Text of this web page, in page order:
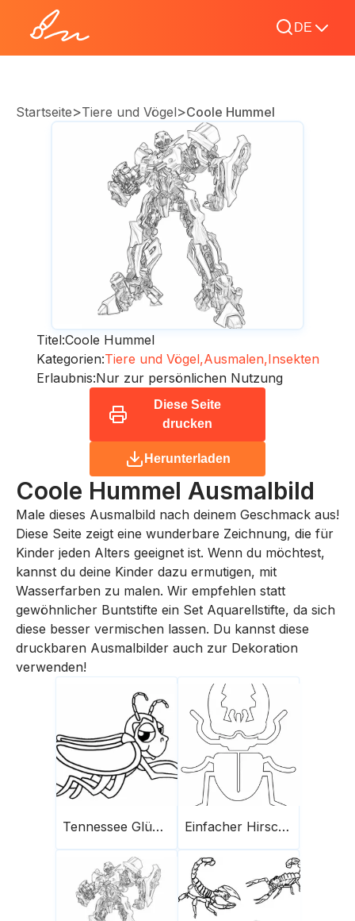
DE
Startseite>Tiere und Vögel>Coole Hummel
Titel:Coole Hummel
Kategorien:Tiere und Vögel,Ausmalen,Insekten
Erlaubnis:Nur zur persönlichen Nutzung
Diese Seite
drucken
Herunterladen
Coole Hummel Ausmalbild
Male dieses Ausmalbild nach deinem Geschmack aus!
Diese Seite zeigt eine wunderbare Zeichnung, die für
Kinder jeden Alters geeignet ist. Wenn du möchtest,
kannst du deine Kinder dazu ermutigen, mit
Wasserfarben zu malen. Wir empfehlen statt
gewöhnlicher Buntstifte ein Set Aquarellstifte, da sich
diese besser vermischen lassen. Du kannst diese
druckbaren Ausmalbilder auch zur Dekoration
verwenden!
Tennessee Glühwürmchen Einfacher Hirschkäfer